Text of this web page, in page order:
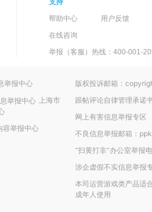
支持
帮助中心
用户反馈
在线咨询
举报（客服）热线：400-001-
举报中心
上海市
容举报中心
版权投诉邮箱：
跟帖评论自律管理承诺
网上有害信息举报专区
不良信息举报邮箱：
“扫黄打非”办公室举报
涉企虚假不实信息举报
本司运营游戏类产品适
成年人使用